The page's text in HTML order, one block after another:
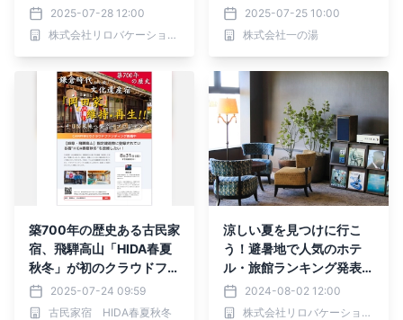
2025-07-28 12:00
株式会社リロバケーションズ
お子様無料＆舟盛り付きプ
ランを期間・室数限定で販
売開始
2025-07-25 10:00
株式会社一の湯
築700年の歴史ある古民家
宿、飛騨高山「HIDA春夏
秋冬」が初のクラウドファ
ンディングを開始
2025-07-24 09:59
古民家宿 HIDA春夏秋冬
涼しい夏を見つけに行こ
う！避暑地で人気のホテ
ル・旅館ランキング発表
大人向けの宿からファミリ
ー、女子旅まで
2024-08-02 12:00
株式会社リロバケーションズ